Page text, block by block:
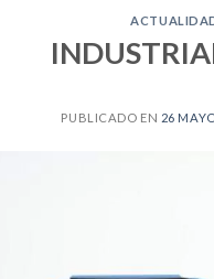
PUBLICADO EN 26